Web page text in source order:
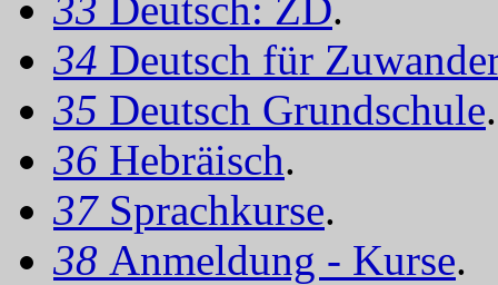
34 Deutsch für
35 Deutsch Grundschule.
36 Hebräisch.
37 Sprachkurse.
38 Anmeldung - Kurse.